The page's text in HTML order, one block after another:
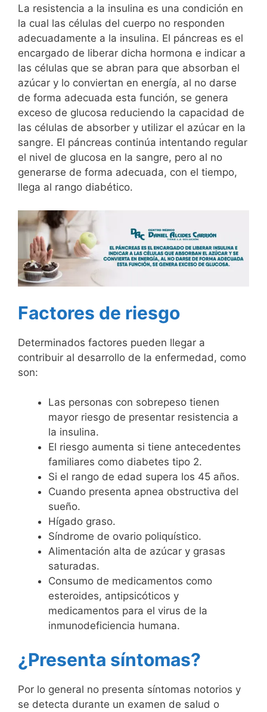
La resistencia a la insulina es una condición en
la cual las células del cuerpo no responden
adecuadamente a la insulina. El páncreas es el
encargado de liberar dicha hormona e indicar a
las células que se abran para que absorban el
azúcar y lo conviertan en energía, al no darse
de forma adecuada esta función, se genera
exceso de glucosa reduciendo la capacidad de
las células de absorber y utilizar el azúcar en la
sangre. El páncreas continúa intentando regular
el nivel de glucosa en la sangre, pero al no
generarse de forma adecuada, con el tiempo,
llega al rango diabético.
Factores de riesgo
Determinados factores pueden llegar a
contribuir al desarrollo de la enfermedad, como
son:
Las personas con sobrepeso tienen
mayor riesgo de presentar resistencia a
la insulina.
El riesgo aumenta si tiene antecedentes
familiares como diabetes tipo 2.
Si el rango de edad supera los 45 años.
Cuando presenta apnea obstructiva del
sueño.
Hígado graso.
Síndrome de ovario poliquístico.
Alimentación alta de azúcar y grasas
saturadas.
Consumo de medicamentos como
esteroides, antipsicóticos y
medicamentos para el virus de la
inmunodeficiencia humana.
¿Presenta síntomas?
Por lo general no presenta síntomas notorios y
se detecta durante un examen de salud o